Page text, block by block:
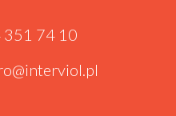
351 74 10